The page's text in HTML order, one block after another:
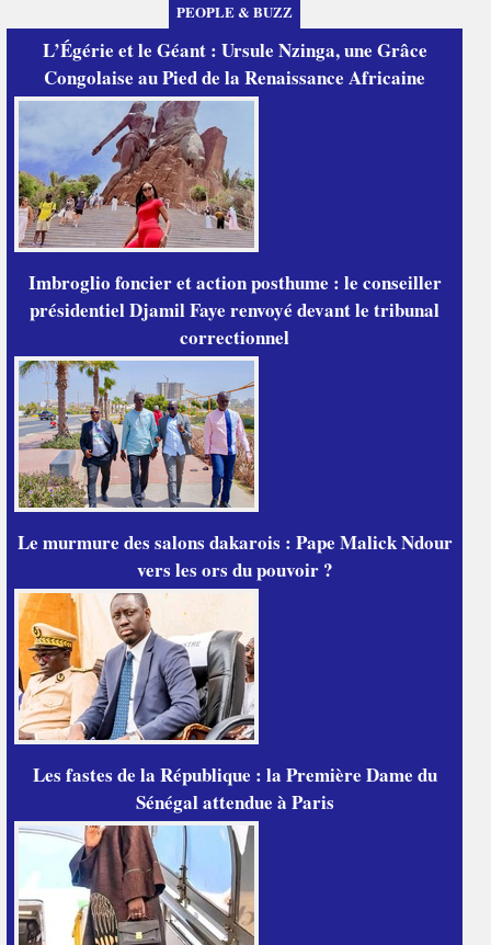
PEOPLE & BUZZ
L’Égérie et le Géant : Ursule Nzinga, une Grâce
Congolaise au Pied de la Renaissance Africaine
Imbroglio foncier et action posthume : le conseiller
présidentiel Djamil Faye renvoyé devant le tribunal
correctionnel
Le murmure des salons dakarois : Pape Malick Ndour
vers les ors du pouvoir ?
Les fastes de la République : la Première Dame du
Sénégal attendue à Paris